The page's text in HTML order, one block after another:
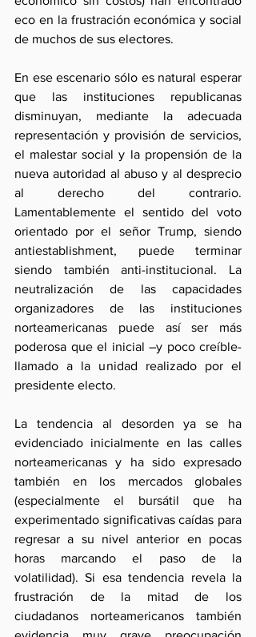
eco en la frustración económica y social
de muchos de sus electores.
En ese escenario sólo es natural esperar
que las instituciones republicanas
disminuyan, mediante la adecuada
representación y provisión de servicios,
el malestar social y la propensión de la
nueva autoridad al abuso y al desprecio
al derecho del contrario.
Lamentablemente el sentido del voto
orientado por el señor Trump, siendo
antiestablishment, puede terminar
siendo también anti-institucional. La
neutralización de las capacidades
organizadores de las instituciones
norteamericanas puede así ser más
poderosa que el inicial –y poco creíble-
llamado a la unidad realizado por el
presidente electo.
La tendencia al desorden ya se ha
evidenciado inicialmente en las calles
norteamericanas y ha sido expresado
también en los mercados globales
(especialmente el bursátil que ha
experimentado significativas caídas para
regresar a su nivel anterior en pocas
horas marcando el paso de la
volatilidad). Si esa tendencia revela la
frustración de la mitad de los
ciudadanos norteamericanos también